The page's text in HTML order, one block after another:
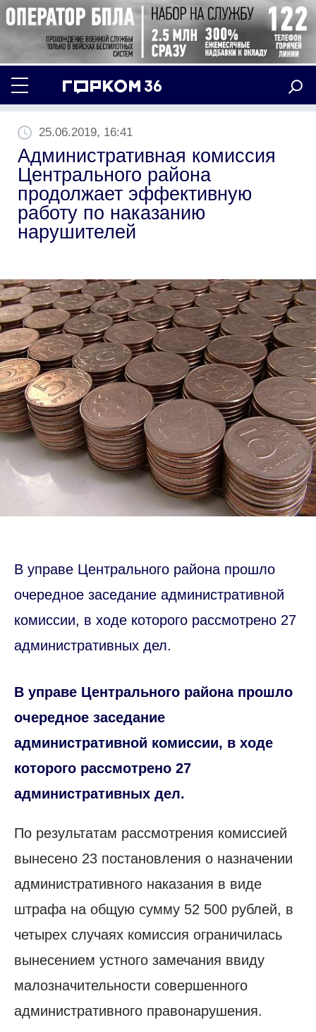
25.06.2019, 16:41
Административная комиссия
Центрального района
продолжает эффективную
работу по наказанию
нарушителей
В управе Центрального района прошло
очередное заседание административной
комиссии, в ходе которого рассмотрено 27
административных дел.
В управе Центрального района прошло
очередное заседание
административной комиссии, в ходе
которого рассмотрено 27
административных дел.
По результатам рассмотрения комиссией
вынесено 23 постановления о назначении
административного наказания в виде
штрафа на общую сумму 52 500 рублей, в
четырех случаях комиссия ограничилась
вынесением устного замечания ввиду
малозначительности совершенного
административного правонарушения.